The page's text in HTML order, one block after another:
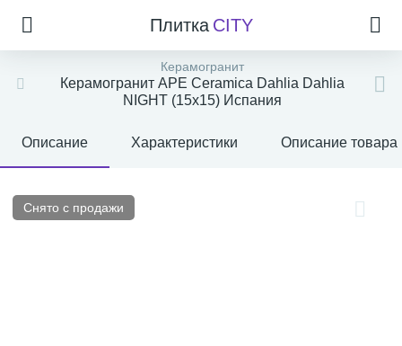
Плитка CITY
Керамогранит
Керамогранит APE Ceramica Dahlia Dahlia
NIGHT (15x15) Испания
Описание Характеристики Описание товара
Снято с продажи